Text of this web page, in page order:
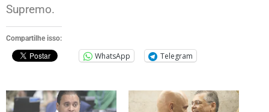
Supremo.
Compartilhe isso:
WhatsApp Telegram